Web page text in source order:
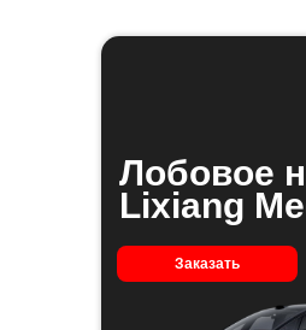
Лобовое
Lixiang
Заказать